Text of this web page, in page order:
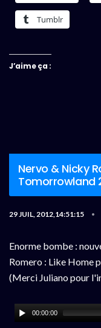
Tumblr
J’aime ça :
Nervo & Nicky
Tomorrowland
29 JUIL, 2012,14:51:15 •
Enorme bombe :
Romero : Like Home
(Merci Juliano pour
00:00:00